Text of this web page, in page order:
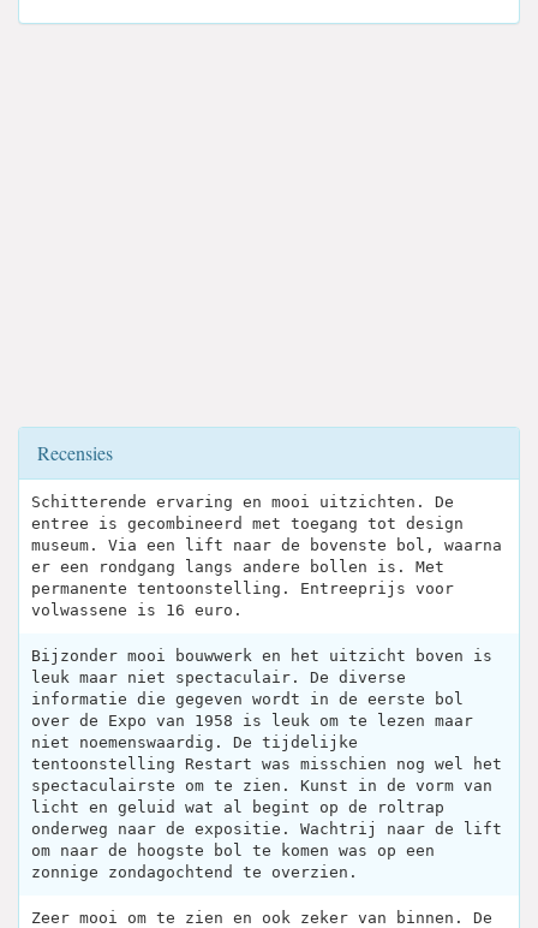
Recensies
Schitterende ervaring en mooi uitzichten. De
entree is gecombineerd met toegang tot design
museum. Via een lift naar de bovenste bol, waarna
er een rondgang langs andere bollen is. Met
permanente tentoonstelling. Entreeprijs voor
volwassene is 16 euro.
Bijzonder mooi bouwwerk en het uitzicht boven is
leuk maar niet spectaculair. De diverse
informatie die gegeven wordt in de eerste bol
over de Expo van 1958 is leuk om te lezen maar
niet noemenswaardig. De tijdelijke
tentoonstelling Restart was misschien nog wel het
spectaculairste om te zien. Kunst in de vorm van
licht en geluid wat al begint op de roltrap
onderweg naar de expositie. Wachtrij naar de lift
om naar de hoogste bol te komen was op een
zonnige zondagochtend te overzien.
Zeer mooi om te zien en ook zeker van binnen. De